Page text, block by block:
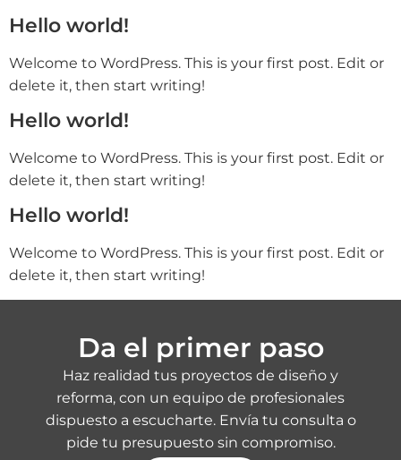
Hello world!
Welcome to WordPress. This is your first post. Edit or
delete it, then start writing!
Hello world!
Welcome to WordPress. This is your first post. Edit or
delete it, then start writing!
Hello world!
Welcome to WordPress. This is your first post. Edit or
delete it, then start writing!
Da el primer paso
Haz realidad tus proyectos de diseño y
reforma, con un equipo de profesionales
dispuesto a escucharte. Envía tu consulta o
pide tu presupuesto sin compromiso.